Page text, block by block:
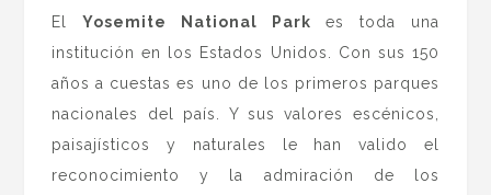
ElYosemite National Park es toda una
institución en los Estados Unidos. Con sus 150
años a cuestas es uno de los primeros parques
nacionales del país. Y sus valores escénicos,
paisajísticos y naturales le han valido el
reconocimiento y la admiración de los